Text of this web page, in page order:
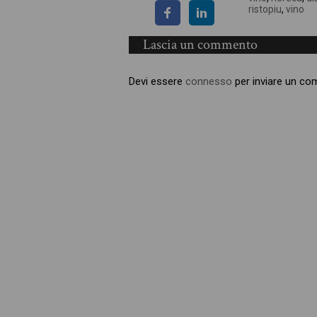
ristopiu, vino
Lascia un commento
Devi essere connesso per inviare un